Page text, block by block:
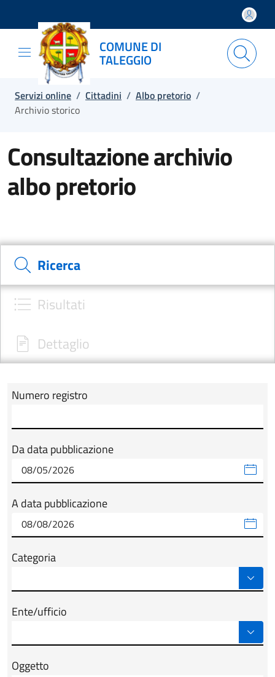
Salta e vai al contenuto
Salta e vai al footer
COMUNE DI
TALEGGIO
Servizi online / Cittadini / Albo pretorio /
Archivio storico
Consultazione archivio
albo pretorio
Ricerca
Risultati
Dettaglio
Modulo tab_ricerca_form
Numero registro
Da data pubblicazione
A data pubblicazione
Categoria
Ente/ufficio
Oggetto